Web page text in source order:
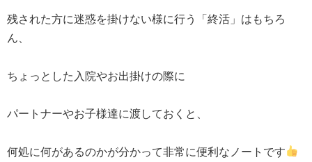
残された方に迷惑を掛けない様に行う「終活」はもちろ
ん、
ちょっとした入院やお出掛けの際に
パートナーやお子様達に渡しておくと、
何処に何があるのかが分かって非常に便利なノートです